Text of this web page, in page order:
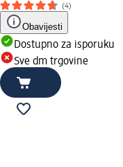
(4)
Obavijesti
Dostupno za isporuku
Sve dm trgovine